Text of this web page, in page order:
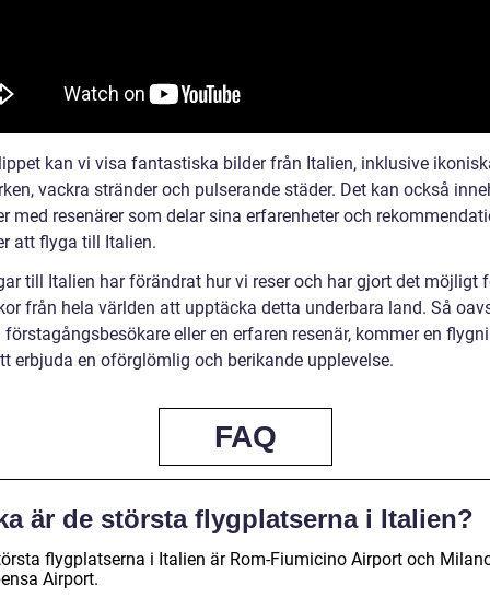
kan vi visa fantastiska bilder från Italien, inklusive
vackra stränder och pulserande städer. Det kan också
med resenärer som delar sina erfarenheter och
att flyga till Italien.
till Italien har förändrat hur vi reser och har gjort det möjligt
från hela världen att upptäcka detta underbara land. Så
förstagångsbesökare eller en erfaren resenär, kommer en
erbjuda en oförglömlig och berikande upplevelse.
FAQ
är de största flygplatserna i Italien?
flygplatserna i Italien är Rom-Fiumicino Airport och
Airport.